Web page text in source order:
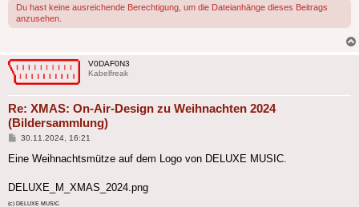
Du hast keine ausreichende Berechtigung, um die Dateianhänge dieses Beitrags
anzusehen.
V0DAF0N3
Kabelfreak
Re: XMAS: On-Air-Design zu Weihnachten 2024
(Bildersammlung)
Beitrag
30.11.2024, 16:21
Eine Weihnachtsmütze auf dem Logo von DELUXE MUSIC.
DELUXE_M_XMAS_2024.png
(c) DELUXE MUSIC